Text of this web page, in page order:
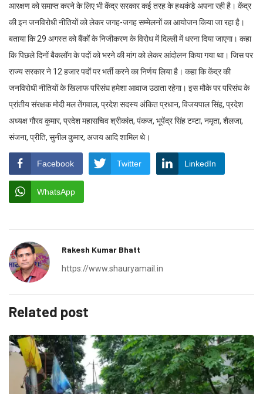
आरक्षण को समाप्त करने के लिए भी केंद्र सरकार कई तरह के हथकंडे अपना रही है। केंद्र
की इन जनविरोधी नीतियों को लेकर जगह-जगह सम्मेलनों का आयोजन किया जा रहा है।
बताया कि 29 अगस्त को बैंकों के निजीकरण के विरोध में दिल्ली में धरना दिया जाएगा। कहा
कि पिछले दिनों बैकलॉग के पदों को भरने की मांग को लेकर आंदोलन किया गया था। जिस पर
राज्य सरकार ने 12 हजार पदों पर भर्ती करने का निर्णय लिया है। कहा कि केंद्र की
जनविरोधी नीतियों के खिलाफ परिसंघ हमेशा आवाज उठाता रहेगा। इस मौके पर परिसंघ के
प्रांतीय संरक्षक मोदी मल तेंगवाल, प्रदेश सदस्य अंकित प्रधान, विजयपाल सिंह, प्रदेश
अध्यक्ष गौरव कुमार, प्रदेश महासचिव श्रीकांत, पंकज, भूपेंद्र सिंह टम्टा, नमृता, शैलजा,
संजना, प्रीति, सुनील कुमार, अजय आदि शामिल थे।
Facebook Twitter LinkedIn
WhatsApp
Rakesh Kumar Bhatt
https://www.shauryamail.in
Related post